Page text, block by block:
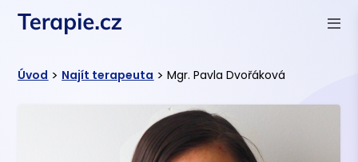
Úvod > Najít terapeuta > Mgr. Pavla Dvořáková